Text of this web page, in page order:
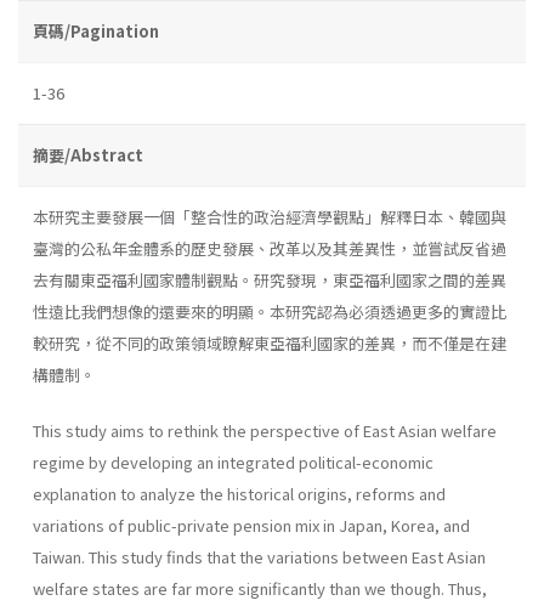
頁碼/Pagination
1-36
摘要/Abstract
本研究主要發展一個「整合性的政治經濟學觀點」解釋日本、韓國與
臺灣的公私年金體系的歷史發展、改革以及其差異性，並嘗試反省過
去有關東亞福利國家體制觀點。研究發現，東亞福利國家之間的差異
性遠比我們想像的還要來的明顯。本研究認為必須透過更多的實證比
較研究，從不同的政策領域瞭解東亞福利國家的差異，而不僅是在建
構體制。
This study aims to rethink the perspective of East Asian welfare
regime by developing an integrated political-economic
explanation to analyze the historical origins, reforms and
variations of public-private pension mix in Japan, Korea, and
Taiwan. This study finds that the variations between East Asian
welfare states are far more significantly than we though. Thus,